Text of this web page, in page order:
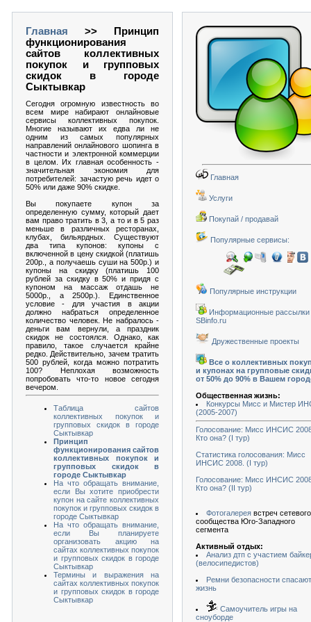
Главная >> Принцип
функционирования
сайтов коллективных
покупок и групповых
скидок в городе
Сыктывкар
Сегодня огромную известность во
всем мире набирают онлайновые
сервисы коллективных покупок.
Многие называют их едва ли не
одним из самых популярных
направлений онлайнового шопинга в
частности и электронной коммерции
в целом. Их главная особенность -
значительная экономия для
потребителей: зачастую речь идет о
50% или даже 90% скидке.
Вы покупаете купон за
определенную сумму, который дает
вам право тратить в 3, а то и в 5 раз
меньше в различных ресторанах,
клубах, бильярдных. Существуют
два типа купонов: купоны с
включенной в цену скидкой (платишь
200р., а получаешь суши на 500р.) и
купоны на скидку (платишь 100
рублей за скидку в 50% и придя с
купоном на массаж отдашь не
5000р., а 2500р.). Единственное
условие - для участия в акции
должно набраться определенное
количество человек. Не набралось -
деньги вам вернули, а праздник
скидок не состоялся. Однако, как
правило, такое случается крайне
редко. Действительно, зачем тратить
500 рублей, когда можно потратить
100? Неплохая возможность
попробовать что-то новое сегодня
вечером.
Таблица сайтов
коллективных покупок и
групповых скидок в городе
Сыктывкар
Принцип
функционирования сайтов
коллективных покупок и
групповых скидок в
городе Сыктывкар
На что обращать внимание,
если Вы хотите приобрести
купон на сайте коллективных
покупок и групповых скидок в
городе Сыктывкар
На что обращать внимание,
если Вы планируете
организовать акцию на
сайтах коллективных покупок
и групповых скидок в городе
Сыктывкар
Термины и выражения на
сайтах коллективных покупок
и групповых скидок в городе
Сыктывкар
Главная
Услуги
Покупай / продавай
Популярные сервисы:
Популярные инструкции
Информационные рассылки
SBinfo.ru
Дружественные проекты
Все о коллективных
и купонах на групповые
от 50% до 90% в Вашем
Общественная жизнь:
Конкурсы Мисс и Мистер
(2005-2007)
Голосование: Мисс ИНСИС
Кто она? (I тур)
Статистика голосования: Мисс
ИНСИС 2008. (I тур)
Голосование: Мисс ИНСИС
Кто она? (II тур)
Фотогалерея встреч сетевого
сообщества Юго-Западного
сегмента
Активный отдых:
Анализ дтп с участием
(велосипедистов)
Ремни безопасности спасают
жизнь
Самоучитель игры на
сноуборде